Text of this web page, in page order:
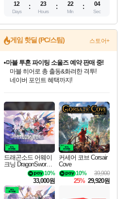
12
Days
23
Hours
22
Min
03
Sec
게임 핫딜 (PC/스팀) 스토어+
네이버혜택과 함께 만나보세요!
50%할인&추가 적립까지!
이니&베니 혜택까지!
네이버 혜택가와 함께 예약하세요!
할인&네이버혜택으로 만나보세요!
네이버페이 혜택과 만나보세요!
40주년 프로모션으로 만나보세요!
마블 투혼 파이팅 소울즈 예약 판매 중!
마블 히어로 총 출동&화려한 격투!
네이버 포인트 혜택까지!
할인가에 만나보세요!
일부 에디션 상시 할인!
혜택으로 예약 판매 중
편안하게 충전하세요
드래곤소드 어웨이
크닝 DragonSword A
10%
33,000원
커세어 코브 Corsair
Cove
39,900
10%
25% 29,920원